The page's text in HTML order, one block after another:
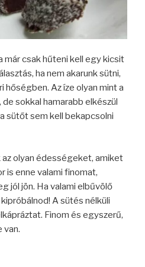
már csak hűteni kell egy kicsit
ha nem akarunk sütni,
hőségben. Az íze olyan mint a
sokkal hamarabb elkészül
sütőt sem kell bekapcsolni
olyan édességeket, amiket
is enne valami finomat,
jól jön. Ha valami elbűvölő
A sütés nélküli
Finom és egyszerű,
van.